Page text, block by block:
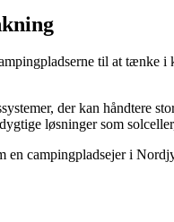
til at
der kan håndtere
løsninger som
campingpladsejer i